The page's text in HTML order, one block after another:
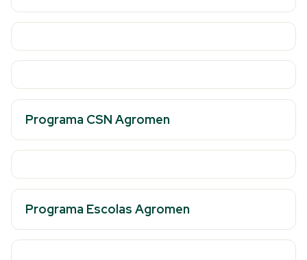
Programa CSN Agromen
Programa Escolas Agromen